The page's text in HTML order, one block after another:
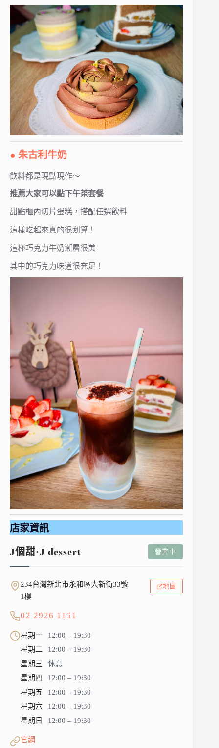
● 朱古利牛奶
飲料都是現點現作～
推薦大家可以點下午茶套餐
甜點櫃內切片蛋糕，搭配任選飲料
這樣吃起來真的很划算！
這杯巧克力牛奶漸層很美
其中的巧克力味道很充足！
店家資訊
J個甜·J dessert 營業中
234台灣新北市永和區大新街33號
1樓
地圖
02 2926 1151
星期一
12:00 – 19:30
星期二
12:00 – 19:30
星期三
休息
星期四
12:00 – 19:30
星期五
12:00 – 19:30
星期六
12:00 – 19:30
星期日
12:00 – 19:30
官網